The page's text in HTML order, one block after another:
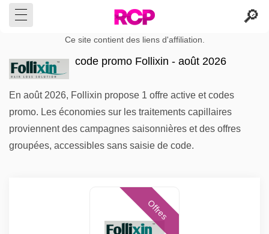
Ce site contient des liens d'affiliation.
code promo Follixin - août 2026
En août 2026, Follixin propose 1 offre active et codes
promo. Les économies sur les traitements capillaires
proviennent des campagnes saisonnières et des offres
groupées, accessibles sans saisie de code.
Offres